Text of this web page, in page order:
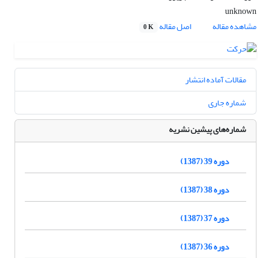
unknown
مشاهده مقاله
اصل مقاله 0 K
مقالات آماده انتشار
شماره جاری
شماره‌های پیشین نشریه
دوره 39 (1387)
دوره 38 (1387)
دوره 37 (1387)
دوره 36 (1387)